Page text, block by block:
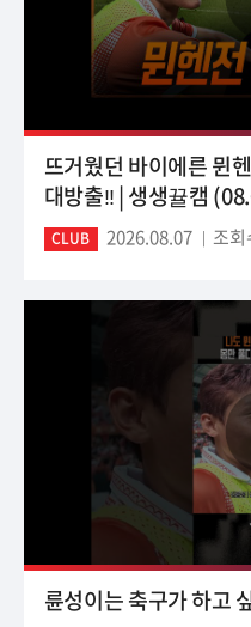
뜨거웠던 바이에른 뮌
대방출‼️ | 생생뀰캠
CLUB 2026.08.07 조
륜성이는 축구가 하고